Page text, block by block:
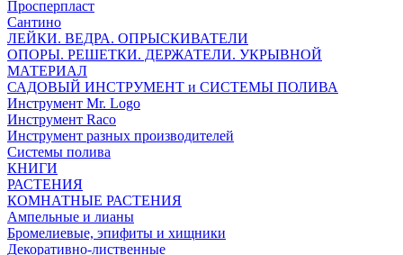
Просперпласт
Сантино
ЛЕЙКИ. ВЕДРА. ОПРЫСКИВАТЕЛИ
ОПОРЫ. РЕШЕТКИ. ДЕРЖАТЕЛИ. УКРЫВНОЙ
МАТЕРИАЛ
САДОВЫЙ ИНСТРУМЕНТ и СИСТЕМЫ ПОЛИВА
Инструмент Mr. Logo
Инструмент Raco
Инструмент разных производителей
Системы полива
КНИГИ
РАСТЕНИЯ
КОМНАТНЫЕ РАСТЕНИЯ
Ампельные и лианы
Бромелиевые, эпифиты и хищники
Декоративно-лиственные